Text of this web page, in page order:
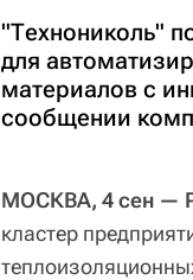
"Технониколь"
для
материалов с
сообщении
МОСКВА, 4 сен —
кластер